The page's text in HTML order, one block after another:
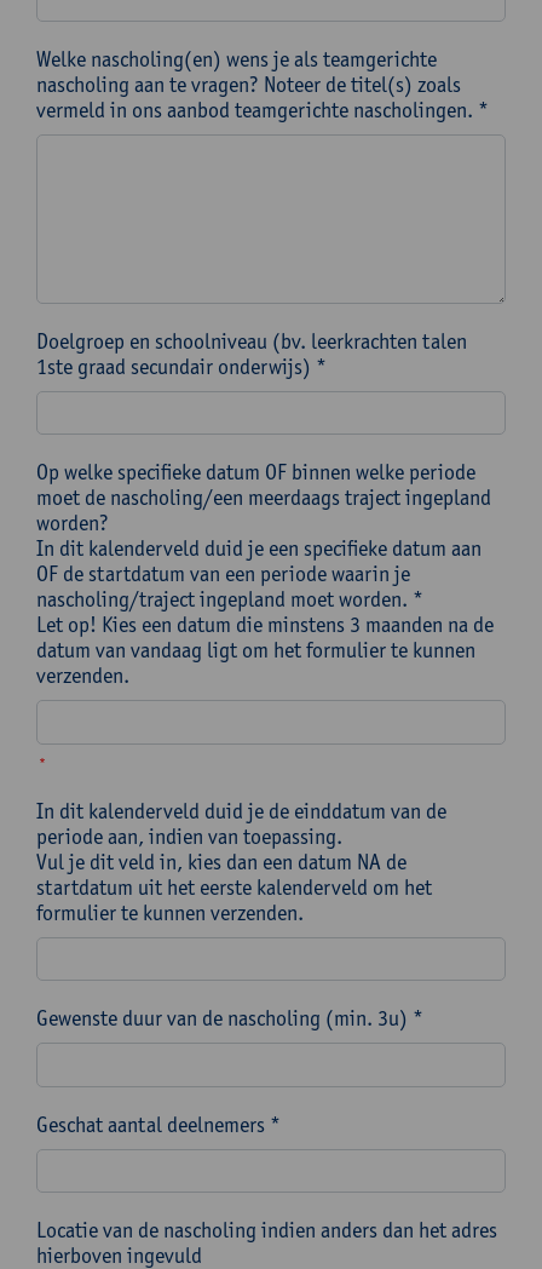
Welke nascholing(en) wens je als teamgerichte
nascholing aan te vragen? Noteer de titel(s) zoals
vermeld in ons aanbod teamgerichte nascholingen. *
Doelgroep en schoolniveau (bv. leerkrachten talen
1ste graad secundair onderwijs) *
Op welke specifieke datum OF binnen welke periode
moet de nascholing/een meerdaags traject ingepland
worden?
In dit kalenderveld duid je een specifieke datum aan
OF de startdatum van een periode waarin je
nascholing/traject ingepland moet worden. *
Let op! Kies een datum die minstens 3 maanden na de
datum van vandaag ligt om het formulier te kunnen
verzenden.
*
In dit kalenderveld duid je de einddatum van de
periode aan, indien van toepassing.
Vul je dit veld in, kies dan een datum NA de
startdatum uit het eerste kalenderveld om het
formulier te kunnen verzenden.
Gewenste duur van de nascholing (min. 3u) *
Geschat aantal deelnemers *
Locatie van de nascholing indien anders dan het adres
hierboven ingevuld